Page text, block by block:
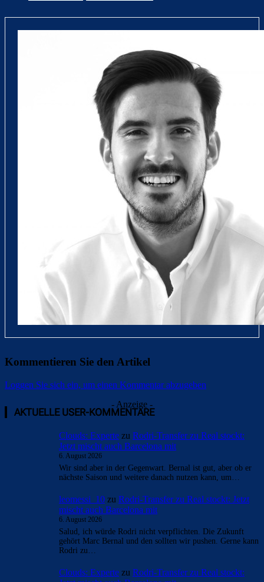
Kommentieren Sie den Artikel
Loggen Sie sich ein, um einen Kommentar abzugeben
- Anzeige -
AKTUELLE USER-KOMMENTARE
Clouds: Experte zu Rodri-Transfer zu Real stockt:
Jetzt mischt auch Barcelona mit
6. August 2026
Wir sind aber in der Gegenwart. Bernal ist gut, aber ob er
nächste Saison und weitere danach nutzen kann, um…
leomessi_10 zu Rodri-Transfer zu Real stockt: Jetzt
mischt auch Barcelona mit
6. August 2026
Salud, ich würde Rodri nicht verpflichten. Die Zukunft
gehört Marc Bernal und den sollten wir pushen. Gerne kann
Rodri zu…
Clouds: Experte zu Rodri-Transfer zu Real stockt: